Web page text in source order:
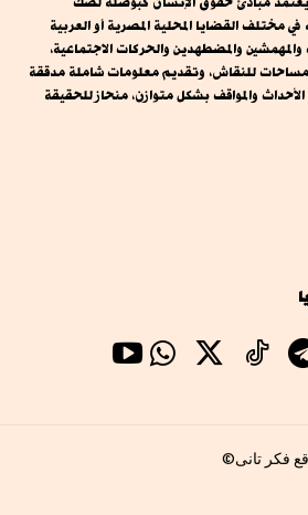
مختلف القضايا المحلية المصرية أو العربية
والمهمشين والمضطهدين والحركات الاجتماعية،
مساحات للنقاش، وتقديم معلومات شاملة مدققة
والمواقف بشكل متوازن، منحاز للحقيقة
فكر تانى©